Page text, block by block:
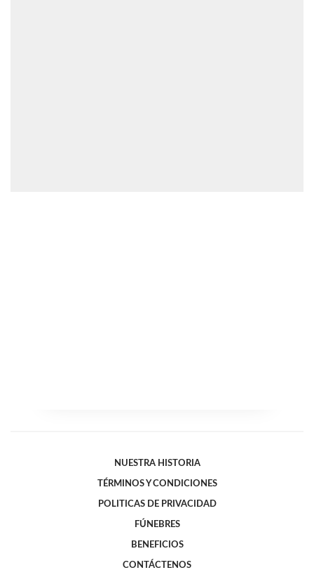
NUESTRA HISTORIA
TÉRMINOS Y CONDICIONES
POLITICAS DE PRIVACIDAD
FÚNEBRES
BENEFICIOS
CONTÁCTENOS